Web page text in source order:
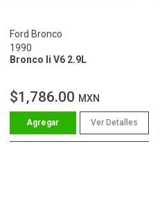
Ford Bronco
1990
Bronco Ii V6 2.9L
$1,786.00 MXN
Ver Detalles